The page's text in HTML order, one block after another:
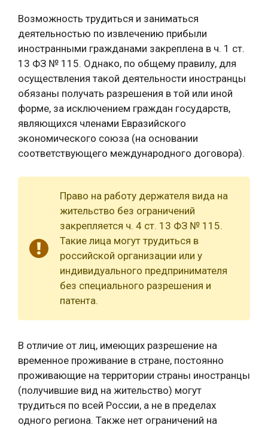
Возможность трудиться и заниматься
деятельностью по извлечению прибыли
иностранными гражданами закреплена в ч. 1 ст.
13 ФЗ № 115. Однако, по общему правилу, для
осуществления такой деятельности иностранцы
обязаны получать разрешения в той или иной
форме, за исключением граждан государств,
являющихся членами Евразийского
экономического союза (на основании
соответствующего международного договора).
Право на работу держателя вида на
жительство без ограничений
закрепляется ч. 4 ст. 13 ФЗ № 115.
Такие лица могут трудиться в
российской организации или у
индивидуального предпринимателя
без специального разрешения и
патента.
В отличие от лиц, имеющих разрешение на
временное проживание в стране, постоянно
проживающие на территории страны иностранцы
(получившие вид на жительство) могут
трудиться по всей России, а не в пределах
одного региона. Также нет ограничений на